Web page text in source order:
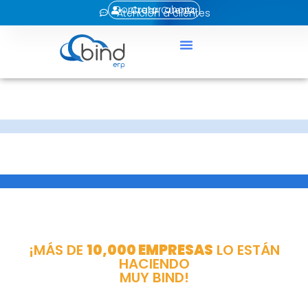
Atención a clientes
Crear Cuenta
Contratar ahora
¡MÁS DE 10,000 EMPRESAS LO ESTÁN
HACIENDO
MUY BIND!